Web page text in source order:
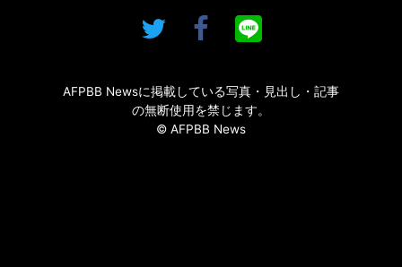
AFPBB Newsに掲載している写真・見出し・記事
の無断使用を禁じます。
© AFPBB News